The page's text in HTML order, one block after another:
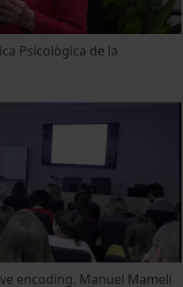
Psicològica de la
encoding. Manuel Mameli